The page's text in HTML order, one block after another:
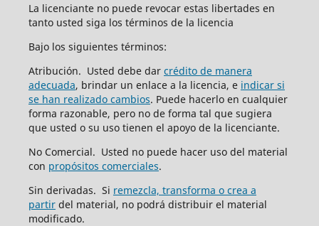
La licenciante no puede revocar estas libertades en
tanto usted siga los términos de la licencia
Bajo los siguientes términos:
Atribución. Usted debe dar crédito de manera
adecuada, brindar un enlace a la licencia, e indicar si
se han realizado cambios. Puede hacerlo en cualquier
forma razonable, pero no de forma tal que sugiera
que usted o su uso tienen el apoyo de la licenciante.
No Comercial. Usted no puede hacer uso del material
con propósitos comerciales.
Sin derivadas. Si remezcla, transforma o crea a
partirdel material, no podrá distribuir el material
modificado.